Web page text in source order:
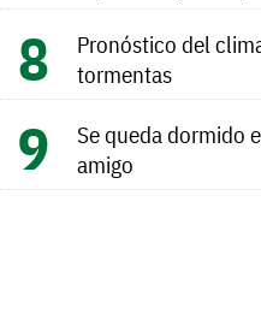
Pronóstico del
tormentas
Se queda dormido
amigo